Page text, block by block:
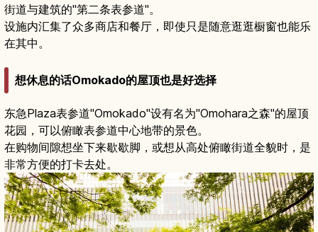
街道与建筑的"第二条表参道"。
设施内汇集了众多商店和餐厅，即使只是随意逛逛橱窗也能乐
在其中。
想休息的话Omokado的屋顶也是好选择
东急Plaza表参道"Omokado"设有名为"Omohara之森"的屋顶
花园，可以俯瞰表参道中心地带的景色。
在购物间隙想坐下来歇歇脚，或想从高处俯瞰街道全貌时，是
非常方便的打卡去处。